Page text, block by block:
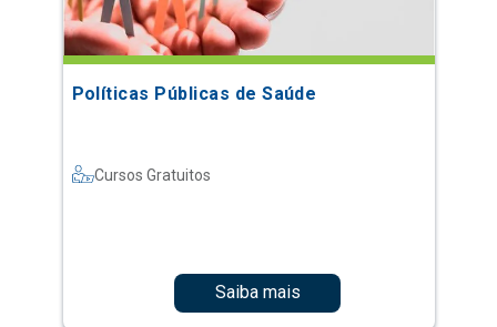
Políticas Públicas de Saúde
Cursos Gratuitos
Saiba mais